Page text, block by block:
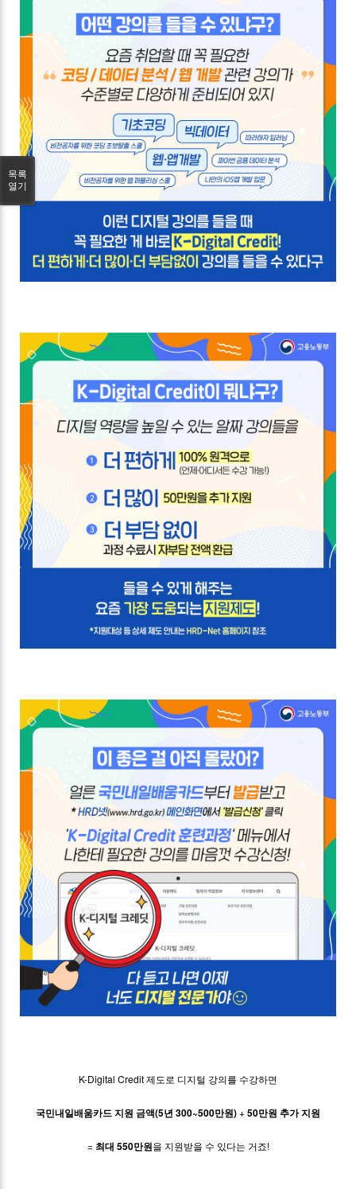
K-Digital Credit 제도로 디지털 강의를 수강하면
국민내일배움카드 지원 금액(5년 300~500만원)+50만원 추가 지원
=최대 550만원을 지원받을 수 있다는 거죠!
목록
열기